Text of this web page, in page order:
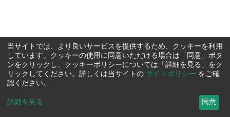
当サイトでは、より良いサービスを提供するため、クッキーを利用
しています。クッキーの使用に同意いただける場合は「同意」ボタ
ンをクリックし、クッキーポリシーについては「詳細を見る」をク
リックしてください。詳しくは当サイトの サイトポリシー をご確
認ください。
詳細を見る ... 同意